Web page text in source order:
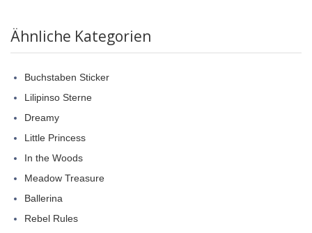
Ähnliche Kategorien
Buchstaben Sticker
Lilipinso Sterne
Dreamy
Little Princess
In the Woods
Meadow Treasure
Ballerina
Rebel Rules